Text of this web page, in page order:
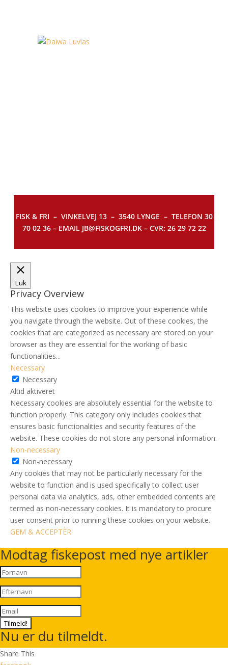
FISK & FRI – VINKELVEJ 13 – 3540 LYNGE – TELEFON 30
70 02 36 – EMAIL JB@FISKOGFRI.DK – CVR: 26 29 72 22
Luk
Privacy Overview
This website uses cookies to improve your experience while
you navigate through the website. Out of these cookies, the
cookies that are categorized as necessary are stored on your
browser as they are essential for the working of basic
functionalities...
Necessary
Necessary
Altid aktiveret
Necessary cookies are absolutely essential for the website to
function properly. This category only includes cookies that
ensures basic functionalities and security features of the
website. These cookies do not store any personal information.
Non-necessary
Non-necessary
Any cookies that may not be particularly necessary for the
website to function and is used specifically to collect user
personal data via analytics, ads, other embedded contents are
termed as non-necessary cookies. It is mandatory to procure
user consent prior to running these cookies on your website.
GEM & ACCEPTÈR
Modtag fiskepost med nye artikler
Tilmeld!
Nu er du tilmeldt.
Share This